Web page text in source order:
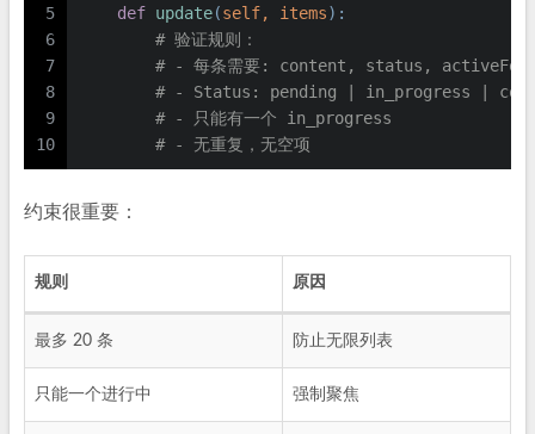
5
6
7
8
9
10
def update(self, items):
# 验证规则：
# - 每条需要: content, status,
# - Status: pending | in_progress |
# - 只能有一个 in_progress
# - 无重复，无空项
约束很重要：
规则 原因
最多 20 条 防止无限列表
只能一个进行中 强制聚焦